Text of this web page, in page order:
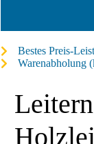
Bestes Preis-
Warenabholung